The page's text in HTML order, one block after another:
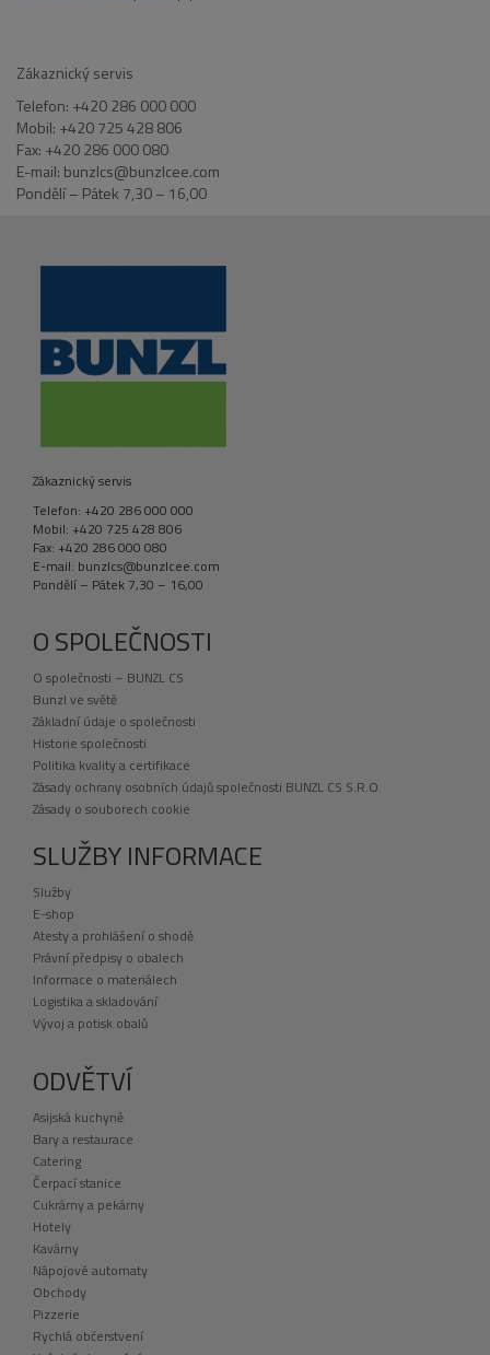
Zákaznický servis
Telefon: +420 286 000 000
Mobil: +420 725 428 806
Fax: +420 286 000 080
E-mail: bunzlcs@bunzlcee.com
Pondělí – Pátek 7,30 – 16,00
Zákaznický servis
Telefon: +420 286 000 000
Mobil: +420 725 428 806
Fax: +420 286 000 080
E-mail: bunzlcs@bunzlcee.com
Pondělí – Pátek 7,30 – 16,00
O SPOLEČNOSTI
O společnosti – BUNZL CS
Bunzl ve světě
Základní údaje o společnosti
Historie společnosti
Politika kvality a certifikace
Zásady ochrany osobních údajů společnosti BUNZL CS S.R.O.
Zásady o souborech cookie
SLUŽBY INFORMACE
Služby
E-shop
Atesty a prohlášení o shodě
Právní předpisy o obalech
Informace o materiálech
Logistika a skladování
Vývoj a potisk obalů
ODVĚTVÍ
Asijská kuchyně
Bary a restaurace
Catering
Čerpací stanice
Cukrárny a pekárny
Hotely
Kavárny
Nápojové automaty
Obchody
Pizzerie
Rychlá občerstvení